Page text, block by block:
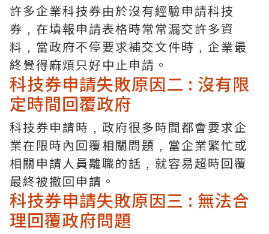
許多企業科技券由於沒有經驗申請科技
券﹐在填報申請表格時常常漏交許多資
料﹐當政府不停要求補交文件時﹐企業最
終覺得麻煩只好中止申請。
科技券申請失敗原因二 : 沒有限
定時間回覆政府
科技券申請時﹐政府很多時間都會要求企
業在限時內回覆相關問題﹐當企業繁忙或
相關申請人員離職的話﹐就容易超時回覆
最終被撤回申請。
科技券申請失敗原因三 : 無法合
理回覆政府問題